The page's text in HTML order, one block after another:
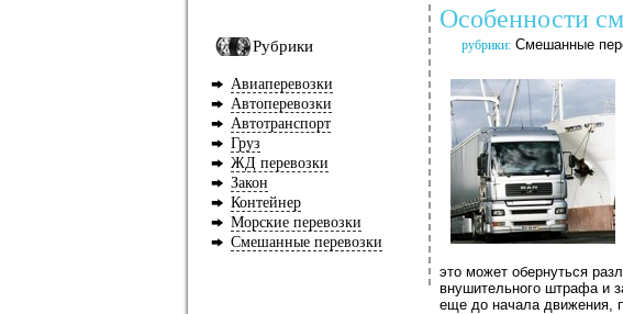
Рубрики
Авиаперевозки
Автоперевозки
Автотранспорт
Груз
ЖД перевозки
Закон
Контейнер
Морские перевозки
Смешанные перевозки
Особенности
рубрики: Смешанные
это может обернуться
внушительного штрафа и
еще до начала движения,